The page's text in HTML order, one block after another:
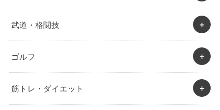
武道・格闘技
ゴルフ
筋トレ・ダイエット